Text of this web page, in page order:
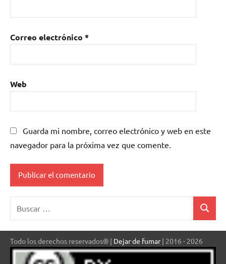
Correo electrónico *
Web
Guarda mi nombre, correo electrónico y web en este
navegador para la próxima vez que comente.
Buscar
Todo los derechos reservados® | Dejar de fumar| 2016 - 2026